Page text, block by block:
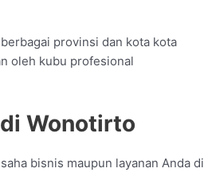
provinsi dan kota kota
oleh kubu profesional
Wonotirto
bisnis maupun layanan Anda di